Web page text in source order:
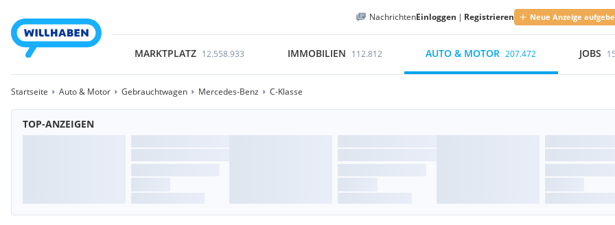
NachrichtenEinloggen | Registrieren Neue Anzeige
MARKTPLATZ 12.558.933 IMMOBILIEN 112.812 AUTO & MOTOR 207.472 JOBS
Startseite Auto & Motor Gebrauchtwagen Mercedes-Benz C-Klasse
TOP-ANZEIGEN